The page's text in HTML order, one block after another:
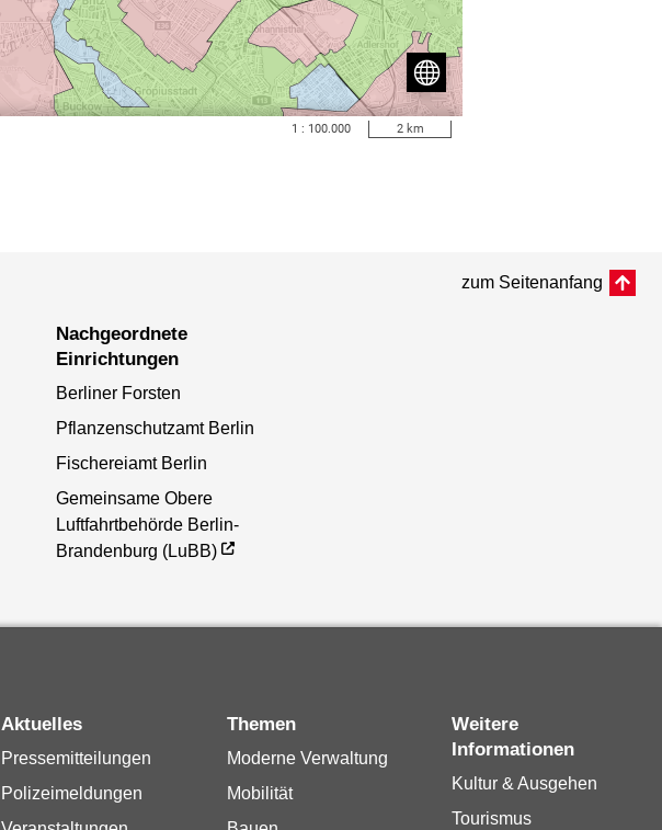
zum Seitenanfang
Nachgeordnete
Einrichtungen
Berliner Forsten
Pflanzenschutzamt Berlin
Fischereiamt Berlin
Gemeinsame Obere
Luftfahrtbehörde Berlin-
Brandenburg (LuBB)
Aktuelles
Pressemitteilungen
Polizeimeldungen
Themen
Moderne Verwaltung
Mobilität
Weitere
Informationen
Kultur & Ausgehen
Tourismus